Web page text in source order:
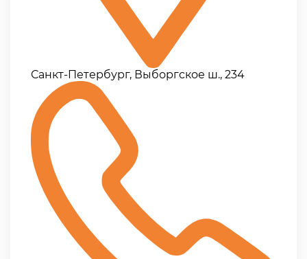
Санкт-Петербург, Выборгское ш., 234